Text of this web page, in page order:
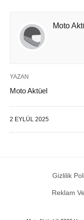
Moto
YAZAN
Moto Aktüel
2 EYLÜL 2025
Gizlilik
Reklam